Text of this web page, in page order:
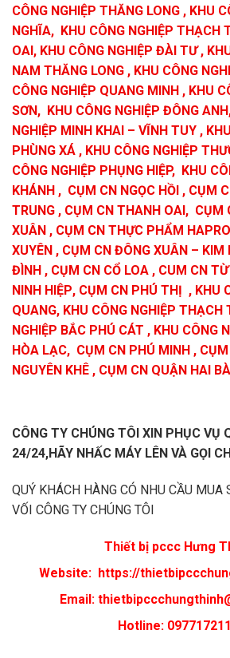
CÔNG NGHIỆP THĂNG LONG , KHU
NGHĨA, KHU CÔNG NGHIỆP THẠCH
OAI , KHU CÔNG NGHIỆP ĐÀI TƯ,
NAM THĂNG LONG , KHU CÔNG
CÔNG NGHIỆP QUANG MINH , KHU
SƠN , KHU CÔNG NGHIỆP ĐÔNG ANH
NGHIỆP MINH KHAI – VĨNH TUY ,
PHÙNG XÁ , KHU CÔNG NGHIỆP
CÔNG NGHIỆP PHỤNG HIỆP, KHU
KHÁNH , CỤM CN NGỌC HỒI , CỤM
TRUNG , CỤM CN THANH OAI , CỤM
XUÂN , CỤM CN THỰC PHẨM HAPRO
XUYÊN , CỤM CN ĐÔNG XUÂN – KIM
ĐÌNH , CỤM CN CỔ LOA , CUM CN TỪ
NINH HIỆP, CỤM CN PHÚ THỊ , KHU
QUANG, KHU CÔNG NGHIỆP THẠCH
NGHIỆP BẮC PHÚ CÁT , KHU CÔNG
HÒA LẠC, CỤM CN PHÚ MINH ,
NGUYÊN KHÊ , CỤM CN QUẬN HAI
CÔNG TY CHÚNG TÔI XIN PHỤC VỤ
24/24,HÃY NHẤC MÁY LÊN VÀ GỌI
QUÝ KHÁCH HÀNG CÓ NHU CẦU
VỐI CÔNG TY CHÚNG TÔI
Thiết bị pccc Hưng
Website: https://
Email:
Hotline: